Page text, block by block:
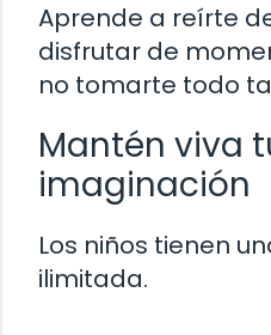
Aprende a reírte
disfrutar de
no tomarte todo
Mantén viva
imaginación
Los niños tienen
ilimitada.